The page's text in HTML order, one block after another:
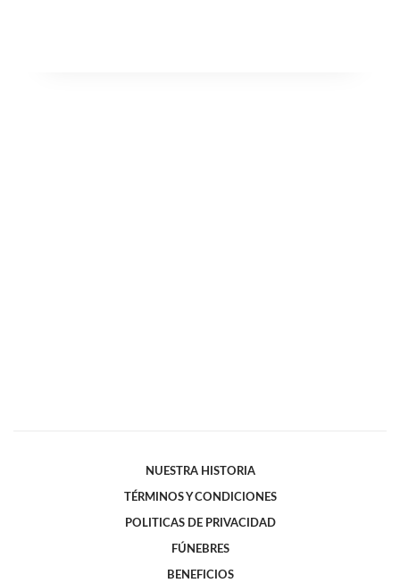
NUESTRA HISTORIA
TÉRMINOS Y CONDICIONES
POLITICAS DE PRIVACIDAD
FÚNEBRES
BENEFICIOS